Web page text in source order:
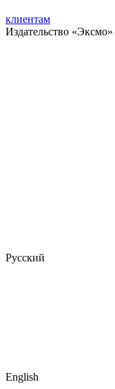
клиентам
Издательство «Эксмо»
Русский
English